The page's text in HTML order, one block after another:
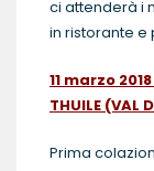
ci attenderà i
in ristorante
11 marzo 2018
THUILE (VAL
Prima